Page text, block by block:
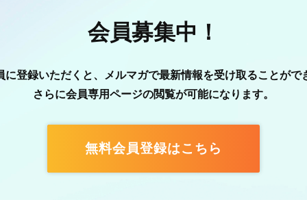
会員募集中！
に登録いただくと、メルマガで最新情報を受け取ることがで
さらに会員専用ページの閲覧が可能になります。
無料会員登録はこちら